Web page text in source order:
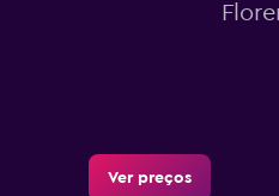
Ver preços